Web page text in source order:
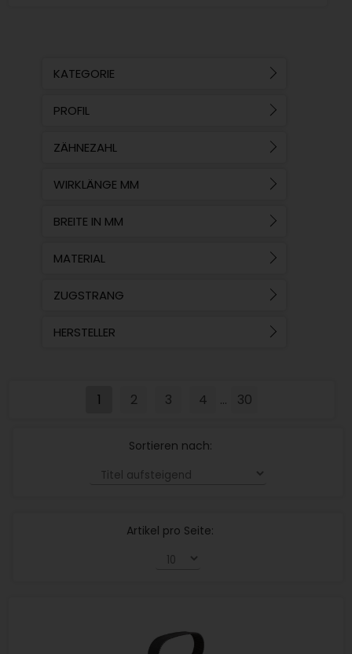
KATEGORIE
PROFIL
ZÄHNEZAHL
WIRKLÄNGE MM
BREITE IN MM
MATERIAL
ZUGSTRANG
HERSTELLER
1 2 3 4 ... 30
Sortieren nach:
Artikel pro Seite: